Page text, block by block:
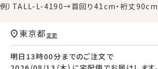
例）TALL-L-4190→首回り41cm・裄丈90cm
明日 13時00分までのご注文で
東京都変更